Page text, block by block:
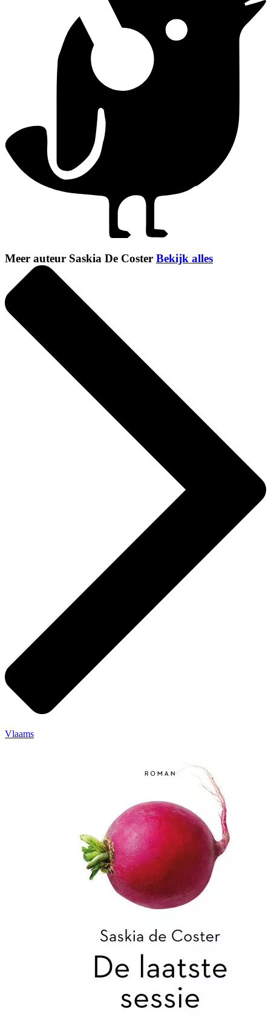
Meer auteur Saskia De Coster Bekijk alles
Vlaams